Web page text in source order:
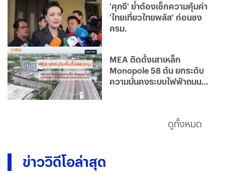
'ศุภจี' ย้ำต้องเช็กความคุ้มค่า
'ไทยเที่ยวไทยพลัส' ก่อนชง
ครม.
MEA ติดตั้งเสาเหล็ก
Monopole 58 ต้น ยกระดับ
ความมั่นคงระบบไฟฟ้าถนน
ดูทั้งหมด
ข่าววิดีโอล่าสุด